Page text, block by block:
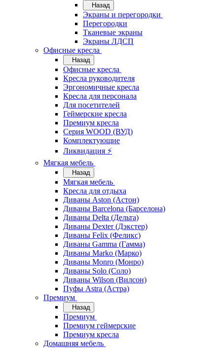
Назад
Экраны и перегородки
Перегородки
Тканевые экраны
Экраны ЛДСП
Офисные кресла
Назад
Офисные кресла
Кресла руководителя
Эргономичные кресла
Кресла для персонала
Для посетителей
Геймерские кресла
Премиум кресла
Серия WOOD (ВУД)
Комплектующие
Ликвидация ⚡
Мягкая мебель
Назад
Мягкая мебель
Кресла для отдыха
Диваны Aston (Астон)
Диваны Barcelona (Барселона)
Диваны Delta (Дельта)
Диваны Dexter (Дэкстер)
Диваны Felix (Феликс)
Диваны Gamma (Гамма)
Диваны Marko (Марко)
Диваны Monro (Монро)
Диваны Solo (Соло)
Диваны Wilson (Вилсон)
Пуфы Astra (Астра)
Премиум
Назад
Премиум
Премиум геймерские
Премиум кресла
Домашняя мебель